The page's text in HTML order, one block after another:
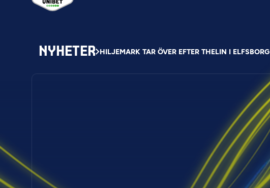
NYHETER HILJEMARK TAR ÖVER EFTER THELIN I ELFSBORG